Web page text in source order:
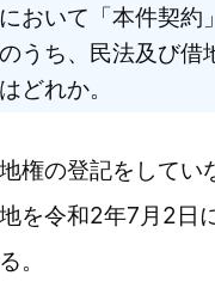
おいて「本件契約
うち、民法及び借
どれか。
権の登記をして
を令和2年7月2日
。